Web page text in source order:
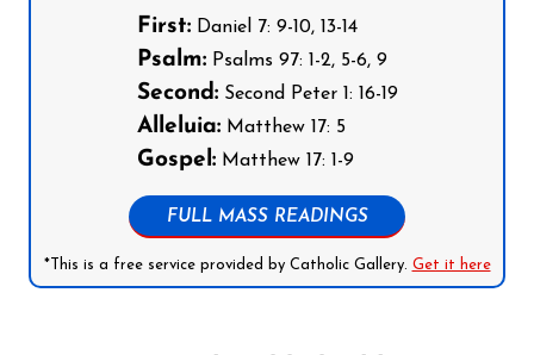
First:Daniel 7: 9-10, 13-14
Psalm:Psalms 97: 1-2, 5-6, 9
Second:Second Peter 1: 16-19
Alleluia:Matthew 17: 5
Gospel:Matthew 17: 1-9
FULL MASS READINGS
*This is a free service provided by Catholic Gallery. Get it here